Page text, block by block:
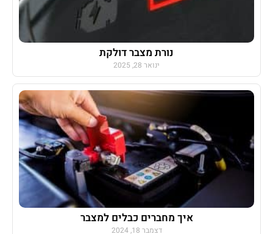
נורת מצבר דולקת
ינואר 28, 2025
איך מחברים כבלים למצבר
דצמבר 18, 2024